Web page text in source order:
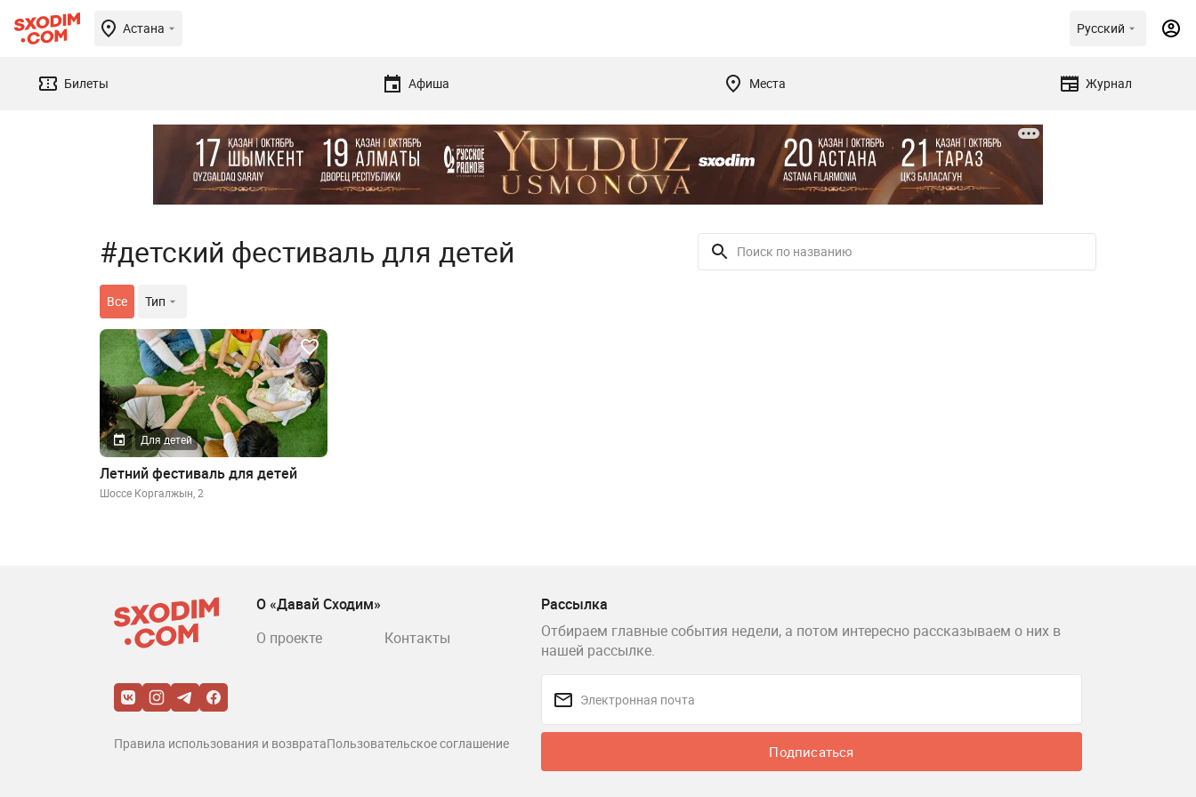
Астана Русский
Билеты Афиша Места Журнал
#детский фестиваль для детей
Все Тип
Для детей
Летний фестиваль для детей
​Шоссе Коргалжын, 2
Рассылка
Отбираем главные события недели, а потом интересно рассказываем о них в
нашей рассылке.
Подписаться
О «Давай Сходим»
О проекте
Контакты
Правила использования и возвратаПользовательское соглашение